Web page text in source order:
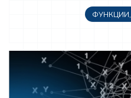
ФУНКЦИИ,